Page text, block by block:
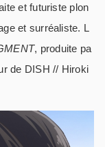
et futuriste plon
et surréaliste. L
, produite pa
de DISH // Hiroki